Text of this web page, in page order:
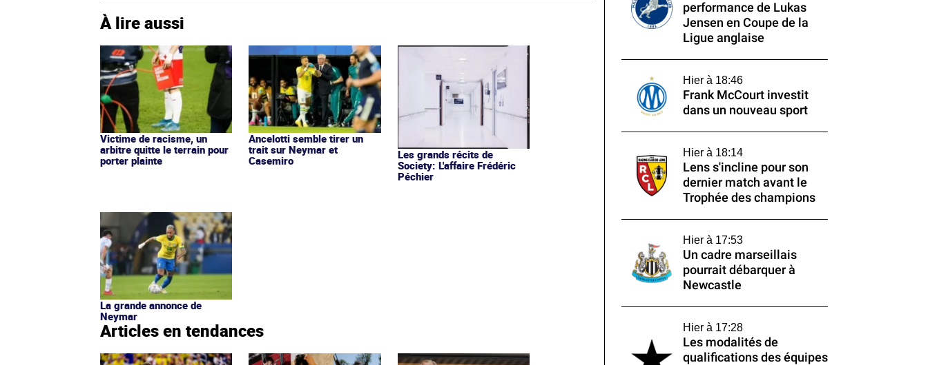
À lire aussi
Victime de racisme, un
arbitre quitte le terrain pour
porter plainte
Ancelotti semble tirer un
trait sur Neymar et
Casemiro
Les grands récits de
Society: L'affaire Frédéric
Péchier
La grande annonce de
Neymar
Articles en tendances
performance de Lukas
Jensen en Coupe de la
Ligue anglaise
Hier à 18:46
Frank McCourt investit
dans un nouveau sport
Hier à 18:14
Lens s'incline pour son
dernier match avant le
Trophée des champions
Hier à 17:53
Un cadre marseillais
pourrait débarquer à
Newcastle
Hier à 17:28
Les modalités de
qualifications des équipes